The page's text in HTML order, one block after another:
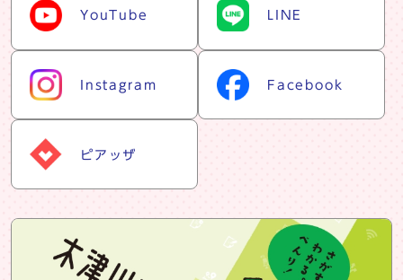
YouTube LINE
Instagram Facebook
ピアッザ
snsバナー